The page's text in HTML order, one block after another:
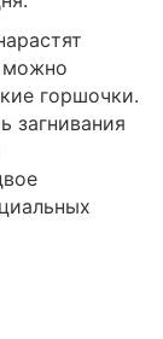
можно
горшочки.
загнивания